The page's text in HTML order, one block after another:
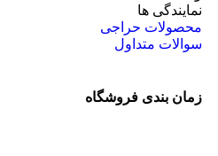
نمایندگی ها
محصولات حراجی
سوالات متداول
زمان بندی فروشگاه